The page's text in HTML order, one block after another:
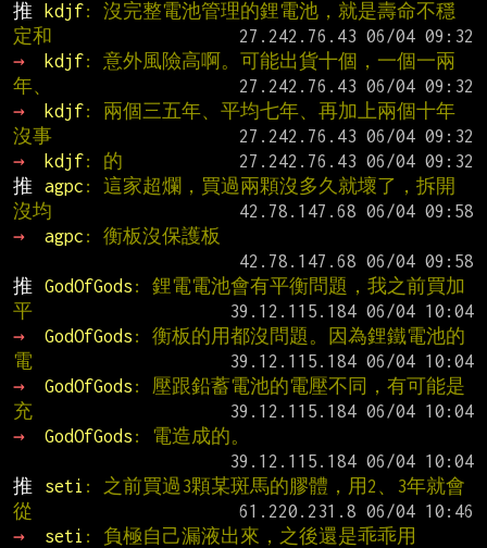
推
kdjf: 沒完整電池管理的鋰電池，就是壽命不穩
定和
→
kdjf: 意外風險高啊。可能出貨十個，一個一兩
年、
→
kdjf: 兩個三五年、平均七年、再加上兩個十年
沒事
→
kdjf: 的
推
agpc : 這家超爛，買過兩顆沒多久就壞了，拆開
沒均
→
agpc : 衡板沒保護板
推
GodOfGods : 鋰電電池會有平衡問題，我之前買加
平
→
GodOfGods : 衡板的用都沒問題。因為鋰鐵電池的
電
→
GodOfGods : 壓跟鉛蓄電池的電壓不同，有可能是
充
→
GodOfGods : 電造成的。
推
seti : 之前買過3顆某斑馬的膠體，用2、3年就會
從
→
seti : 負極自己漏液出來，之後還是乖乖用